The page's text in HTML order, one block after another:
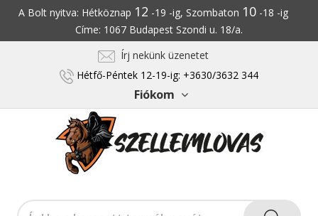
A Bolt nyitva: Hétköznap 12 -19 -ig, Szombaton 10-18 -ig
Címe: 1067 Budapest Szondi u. 18/a.
Írj nekünk üzenetet
Hétfő-Péntek 12-19-ig: +3630/3632 344
Fiókom